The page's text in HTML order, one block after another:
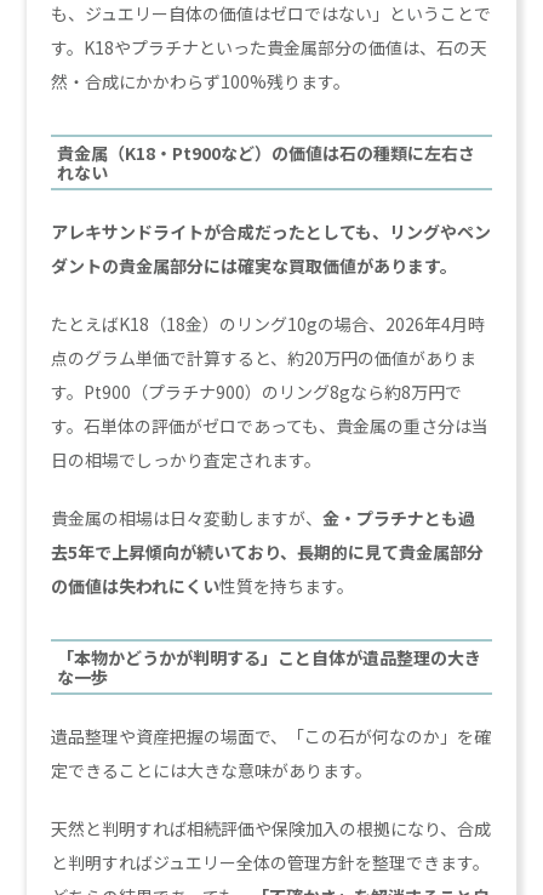
も、ジュエリー自体の価値はゼロではない」ということで
す。K18やプラチナといった貴金属部分の価値は、石の天
然・合成にかかわらず100%残ります。
貴金属（K18・Pt900など）の価値は石の種類に左右さ
れない
アレキサンドライトが合成だったとしても、リングやペン
ダントの貴金属部分には確実な買取価値があります。
たとえばK18（18金）のリング10gの場合、2026年4月時
点のグラム単価で計算すると、約20万円の価値がありま
す。Pt900（プラチナ900）のリング8gなら約8万円で
す。石単体の評価がゼロであっても、貴金属の重さ分は当
日の相場でしっかり査定されます。
貴金属の相場は日々変動しますが、金・プラチナとも過
去5年で上昇傾向が続いており、長期的に見て貴金属部分
の価値は失われにくい性質を持ちます。
「本物かどうかが判明する」こと自体が遺品整理の大き
な一歩
遺品整理や資産把握の場面で、「この石が何なのか」を確
定できることには大きな意味があります。
天然と判明すれば相続評価や保険加入の根拠になり、合成
と判明すればジュエリー全体の管理方針を整理できます。